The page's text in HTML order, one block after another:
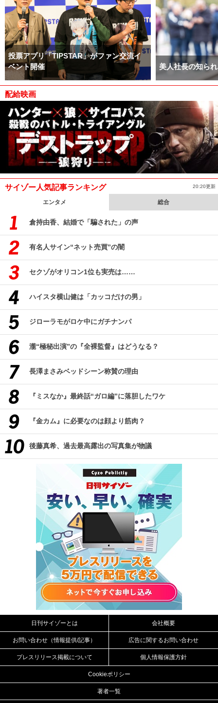
投票アプリ「TIPSTAR」がファン交流イ
ベント開催
美人社長の知ら
配給映画
サイゾー人気記事ランキング 20:20更新
エンタメ 総合
倉持由香、結婚で「騙された」の声
有名人サイン“ネット売買”の闇
セクゾがオリコン1位も実売は……
ハイスタ横山健は「カッコだけの男」
ジローラモがロケ中にガチナンパ
瀧“極秘出演”の『全裸監督』はどうなる？
長澤まさみベッドシーン称賛の理由
『ミスなか』最終話“ガロ編”に落胆したワケ
『金カム』に必要なのは顔より筋肉？
後藤真希、過去最高露出の写真集が物議
日刊サイゾーとは 会社概要
お問い合わせ（情報提供/記事） 広告に関するお問い合わせ
プレスリリース掲載について 個人情報保護方針
Cookieポリシー
著者一覧